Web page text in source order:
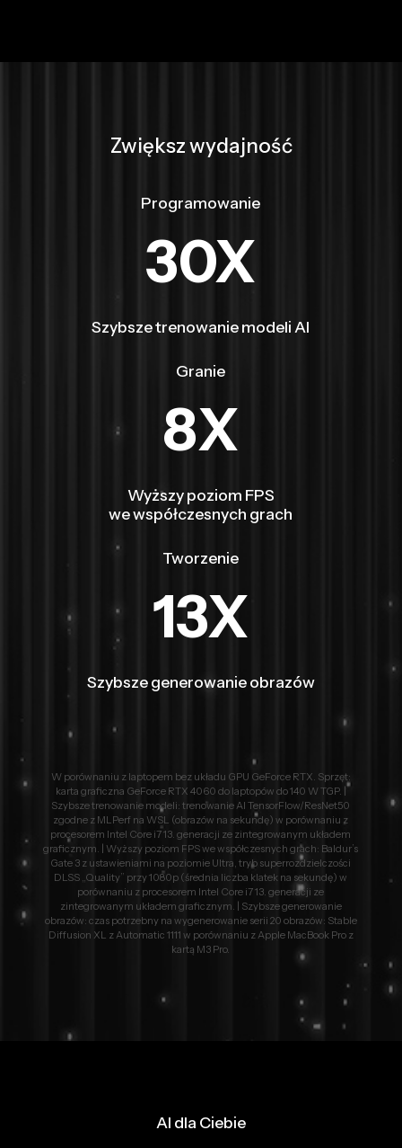
Zwiększ wydajność
Programowanie
30X
Szybsze trenowanie modeli AI
Granie
8X
Wyższy poziom FPS
we współczesnych grach
Tworzenie
13X
Szybsze generowanie obrazów
W porównaniu z laptopem bez układu GPU GeForce RTX. Sprzęt:
karta graficzna GeForce RTX 4060 do laptopów do 140 W TGP. |
Szybsze trenowanie modeli: trenowanie AI TensorFlow/ResNet50
zgodne z MLPerf na WSL (obrazów na sekundę) w porównaniu z
procesorem Intel Core i7 13. generacji ze zintegrowanym układem
graficznym. | Wyższy poziom FPS we współczesnych grach: Baldur’s
Gate 3 z ustawieniami na poziomie Ultra, tryb superrozdzielczości
DLSS „Quality” przy 1080p (średnia liczba klatek na sekundę) w
porównaniu z procesorem Intel Core i7 13. generacji ze
zintegrowanym układem graficznym. | Szybsze generowanie
obrazów: czas potrzebny na wygenerowanie serii 20 obrazów: Stable
Diffusion XL z Automatic 1111 w porównaniu z Apple MacBook Pro z
kartą M3 Pro.
AI dla Ciebie